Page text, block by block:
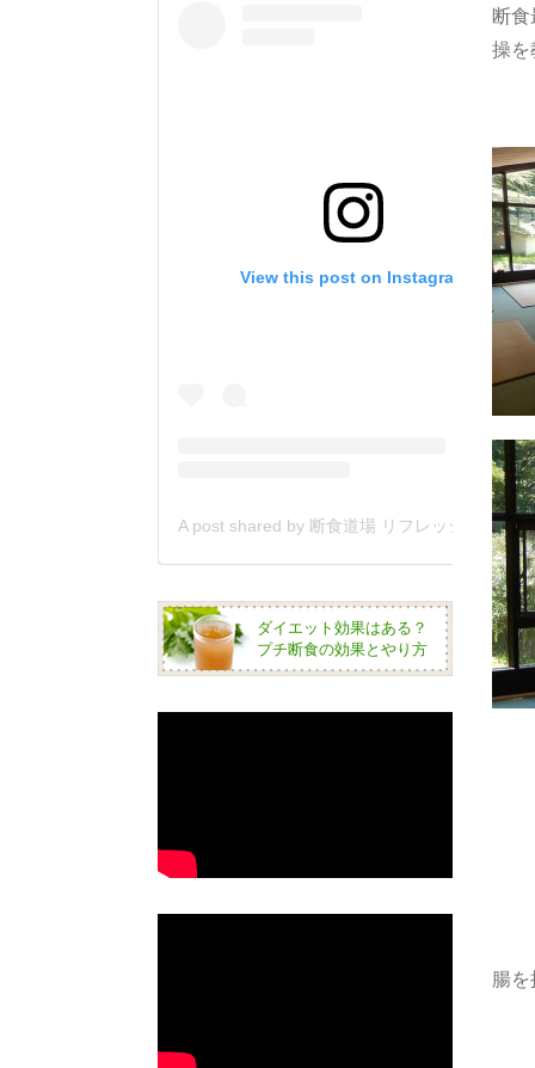
断
操
腸
View this post on Instagram
A post shared by 断食道場 リフレッシュの森 (@danjiki_refresh_saitama)
ダイエット効果はある？
プチ断食の効果とやり方